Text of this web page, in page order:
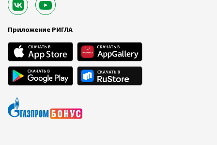
Приложение РИГЛА